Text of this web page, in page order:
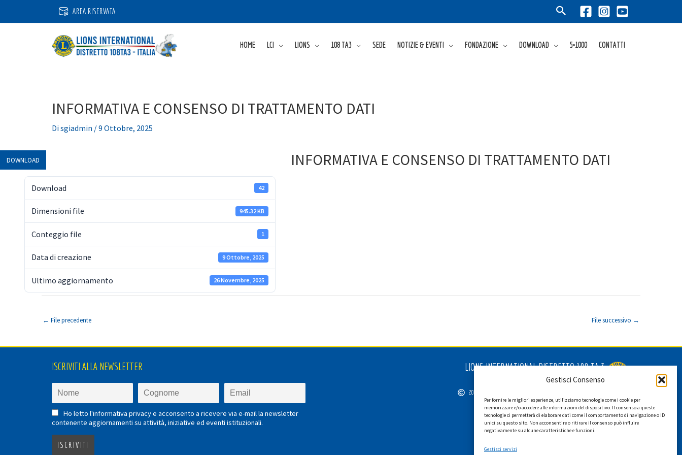
Gestisci Consenso
Per fornire le migliori esperienze, utilizziamo tecnologie come i cookie per
memorizzare e/o accedere alle informazioni del dispositivo. Il consenso a queste
tecnologie ci permetterà di elaborare dati come il comportamento di navigazione o ID
unici su questo sito. Non acconsentire o ritirare il consenso può influire
negativamente su alcune caratteristiche e funzioni.
Gestisci servizi
AREA RISERVATA
HOME LCI LIONS 108 TA3 SEDE NOTIZIE & EVENTI FONDAZIONE DOWNLOAD 5×1000 CONTATTI
INFORMATIVA E CONSENSO DI TRATTAMENTO DATI
Disgiadmin /9 Ottobre, 2025
DOWNLOAD
Download 42
Dimensioni file 945.32 KB
Conteggio file 1
Data di creazione 9 Ottobre, 2025
Ultimo aggiornamento 26 Novembre, 2025
INFORMATIVA E CONSENSO DI TRATTAMENTO DATI
← File precedente File successivo →
ISCRIVITI ALLA NEWSLETTER
Ho letto l'informativa privacy e acconsento a ricevere via e-mail la newsletter
contenente aggiornamenti su attività, iniziative ed eventi istituzionali.
LIONS INTERNATIONAL DISTRETTO 108 TA 3
C.F. 94038690270
2026